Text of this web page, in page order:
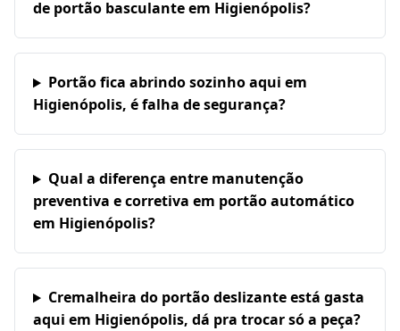
de portão basculante em Higienópolis?
Portão fica abrindo sozinho aqui em
Higienópolis, é falha de segurança?
Qual a diferença entre manutenção
preventiva e corretiva em portão automático
em Higienópolis?
Cremalheira do portão deslizante está gasta
aqui em Higienópolis, dá pra trocar só a peça?